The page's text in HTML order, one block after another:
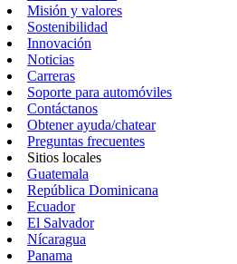
Misión y valores
Sostenibilidad
Innovación
Noticias
Carreras
Soporte para automóviles
Contáctanos
Obtener ayuda/chatear
Preguntas frecuentes
Sitios locales
Guatemala
República Dominicana
Ecuador
El Salvador
Nícaragua
Panama